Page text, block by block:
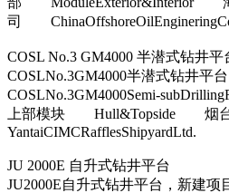
司
COSL No.3 GM4000 半潜式钻井平
COSLNo.3GM4000半潜式钻井平
COSLNo.3GM4000Semi-
上部模块 Hull&Topside 烟
YantaiCIMCRafflesShipyardLtd.
JU 2000E 自升式钻井平台
JU2000E自升式钻井平台，新